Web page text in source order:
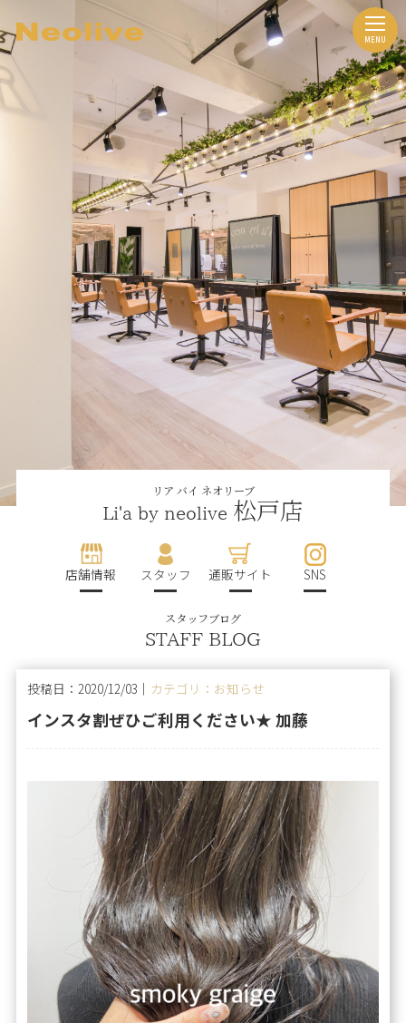
リア バイ ネオリーブ
Li'a by neolive 松戸店
店舗情報 スタッフ 通販サイト SNS
スタッフブログ
STAFF BLOG
投稿日：2020/12/03｜ カテゴリ：お知らせ
インスタ割ぜひご利用ください★ 加藤